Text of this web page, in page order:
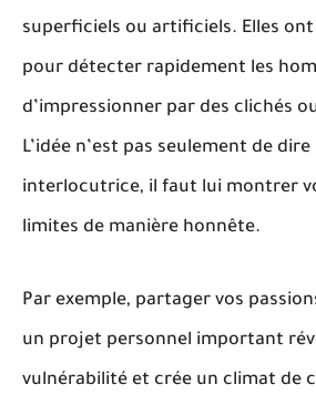
superficiels ou artificiels. Elles
pour détecter rapidement les
d’impressionner par des clichés
L’idée n’est pas seulement de
interlocutrice, il faut lui montrer
limites de manière honnête.
Par exemple, partager vos
un projet personnel important
vulnérabilité et crée un climat de